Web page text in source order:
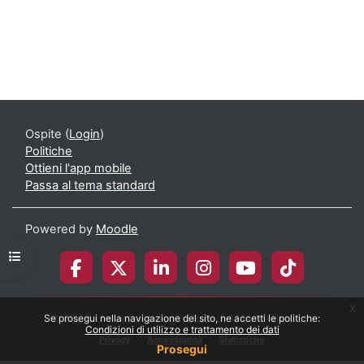
Se prosegui nella navigazione del sito, ne accetti le politiche:
Condizioni di utilizzo e trattamento dei dati
Prosegui
x
Apri indice del corso
Ospite (Login)
Politiche
Ottieni l'app mobile
Passa al tema standard
Powered by Moodle
© 2026 Università degli Studi di Milano-Bicocca